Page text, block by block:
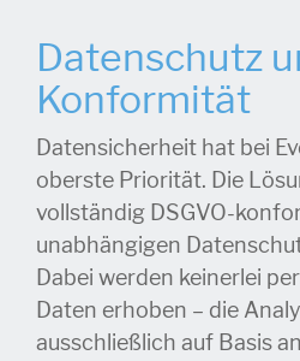
Datenschutz
Konformität
Datensicherheit hat bei
oberste Priorität. Die
vollständig DSGVO-
unabhängigen
Dabei werden keinerlei
Daten erhoben – die
ausschließlich auf Basis